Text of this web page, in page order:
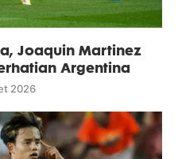
Joaquin Martinez
Argentina
2026